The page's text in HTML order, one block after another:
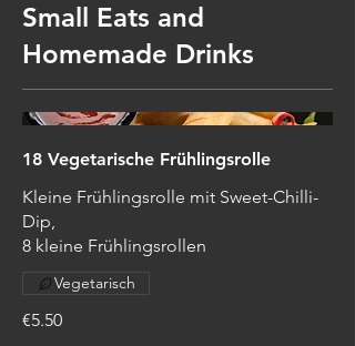
Small Eats and
Homemade Drinks
18 Vegetarische Frühlingsrolle
Kleine Frühlingsrolle mit Sweet-Chilli-
Dip,
8 kleine Frühlingsrollen
€5.50
Vegetarisch